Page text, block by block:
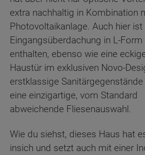
extra nachhaltig in Kombination
Photovoltaikanlage. Auch hier ist
Eingangsüberdachung in L-
enthalten, ebenso wie eine
Haustür im exklusiven Novo-
erstklassige
eine einzigartige, vom Standard
abweichende Fliesenauswahl.
Wie du siehst, dieses Haus hat
insich und setzt auch mit einer